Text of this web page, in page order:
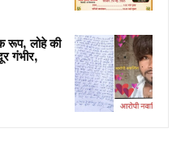
रूप, लोहे की
गंभीर,